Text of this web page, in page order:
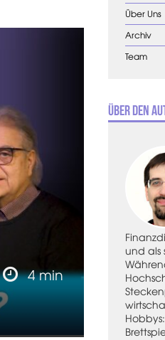
4 min
Über Uns
Archiv
Team
Über den
und als